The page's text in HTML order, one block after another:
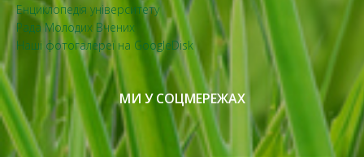
Енциклопедія університету
Рада Молодих Вчених
Наші фотогалереї на GoogleDisk
МИ У СОЦМЕРЕЖАХ